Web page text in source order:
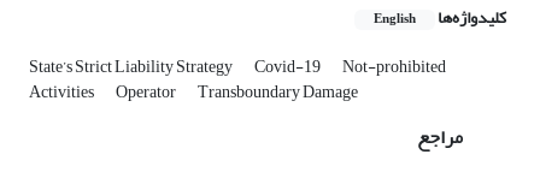
کلیدواژه‌ها English
State’s Strict Liability Strategy Covid-19 Not-prohibited
Activities Operator Transboundary Damage
مراجع